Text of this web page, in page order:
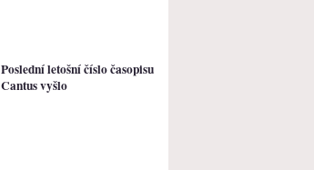
Poslední letošní číslo časopisu
Cantus vyšlo